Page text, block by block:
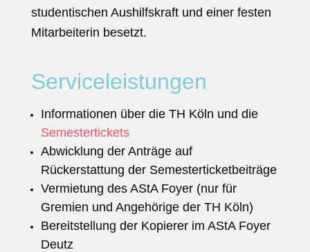
studentischen Aushilfskraft und einer festen
Mitarbeiterin besetzt.
Serviceleistungen
Informationen über die TH Köln und die
Semestertickets
Abwicklung der Anträge auf
Rückerstattung der Semesterticketbeiträge
Vermietung des AStA Foyer (nur für
Gremien und Angehörige der TH Köln)
Bereitstellung der Kopierer im AStA Foyer
Deutz